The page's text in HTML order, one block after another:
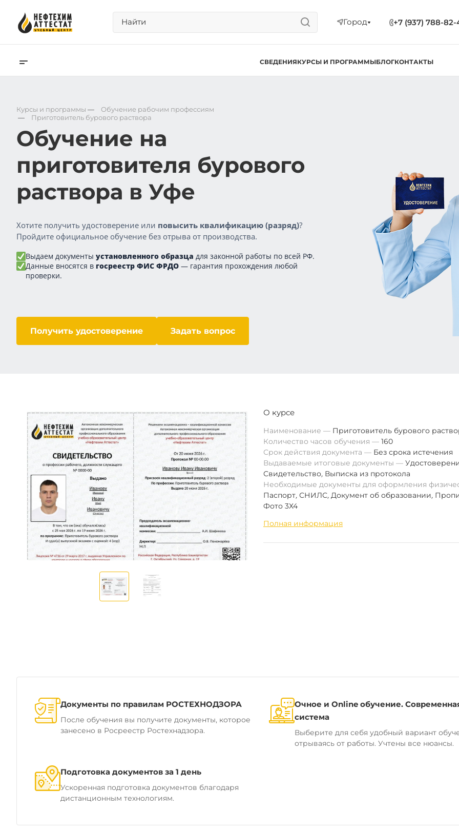
Город +7 (937) 788-82-
СВЕДЕНИЯКУРСЫ И ПРОГРАММЫБЛОГКОНТАКТЫ
Курсы и программы —
Обучение рабочим профессиям
—
Приготовитель бурового раствора
Обучение на
приготовителя бурового
раствора в Уфе
Хотите получить удостоверение или повысить квалификацию (разряд)?
Пройдите официальное обучение без отрыва от производства.
Выдаем документы установленного образца для законной работы по всей РФ.
Данные вносятся в госреестр ФИС ФРДО — гарантия прохождения любой
проверки.
Получить удостоверение Задать вопрос
О курсе
Наименование
Приготовитель бурового
Количество часов обучения
160
Срок действия документа
Без срока истечения
Выдаваемые итоговые документы
Свидетельство, Выписка из протокола
Необходимые документы для оформления
Паспорт, СНИЛС, Документ об образовании,
Фото 3Х4
Полная информация
Документы по правилам РОСТЕХНОДЗОРА
После обучения вы получите документы, которое
занесено в Росреестр Ростехнадзора.
Очное и Online обучение.
система
Выберите для себя удобный вариант
отрываясь от работы. Учтены все нюансы.
Подготовка документов за 1 день
Ускоренная подготовка документов благодаря
дистанционным технологиям.